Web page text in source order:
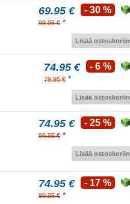
69.95 €
99.95 € *
- 30 %
Lisää ostoskoriin
74.95 €
79.95 € *
- 6 %
Lisää ostoskoriin
74.95 €
99.95 € *
- 25 %
Lisää ostoskoriin
74.95 €
89.95 € *
- 17 %